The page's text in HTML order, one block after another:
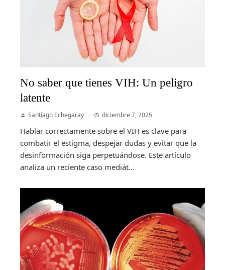
No saber que tienes VIH: Un peligro
latente
Santiago Echegaray diciembre 7, 2025
Hablar correctamente sobre el VIH es clave para
combatir el estigma, despejar dudas y evitar que la
desinformación siga perpetuándose. Este artículo
analiza un reciente caso mediát...